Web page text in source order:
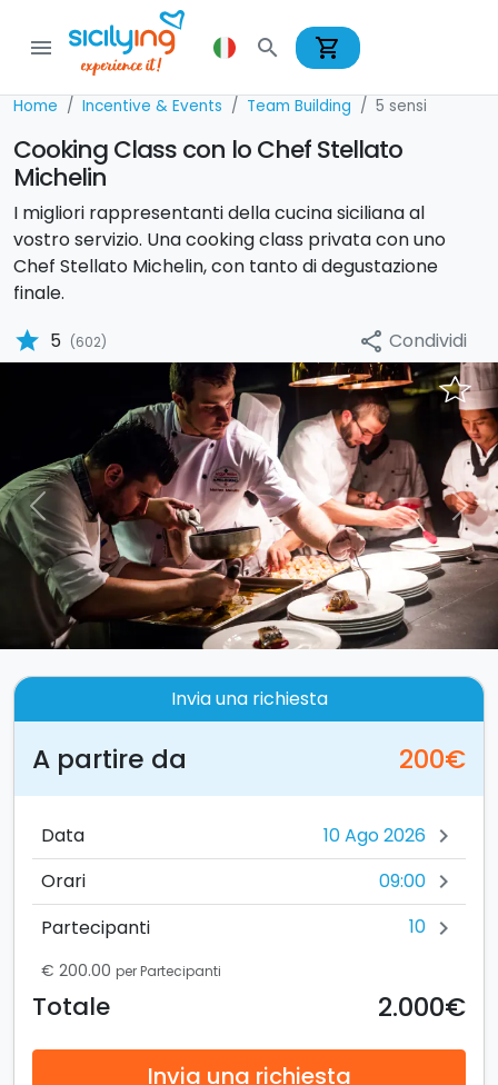
menu search shopping_cart
Home Incentive & Events Team Building 5 sensi
Cooking Class con lo Chef Stellato
Michelin
I migliori rappresentanti della cucina siciliana al
vostro servizio. Una cooking class privata con uno
Chef Stellato Michelin, con tanto di degustazione
finale.
star 5 (602) share Condividi
Previous Next
Invia una richiesta
A partire da 200€
Data chevron_right
Orari 09:00 chevron_right
Partecipanti 10 chevron_right
€ 200.00 per Partecipanti
Totale 2.000€
Invia una richiesta